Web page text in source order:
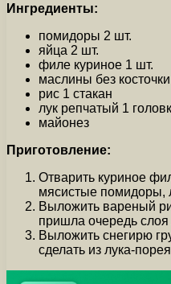
Ингредиенты:
помидоры 2 шт.
яйца 2 шт.
филе куриное 1 шт.
маслины без
рис 1 стакан
лук репчатый 1
майонез
Приготовление:
Отварить куриное
мясистые помидоры,
Выложить вареный
пришла очередь слоя
Выложить снегирю
сделать из лука-